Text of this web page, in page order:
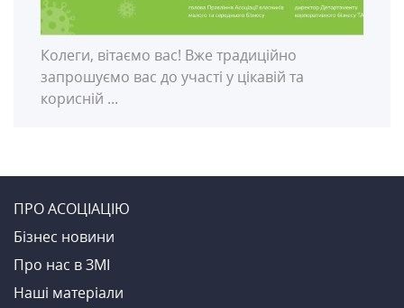
Колеги, вітаємо вас! Вже традиційно
запрошуємо вас до участі у цікавій та
корисній ...
ПРО АСОЦІАЦІЮ
Бiзнес новини
Про нас в ЗМI
Нашi матерiали